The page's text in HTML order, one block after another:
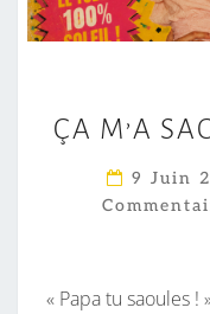
ÇA M’A
9 Juin
« Papa tu saoules !